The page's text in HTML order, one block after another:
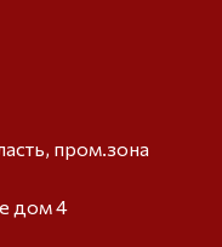
пром.зона
дом 4